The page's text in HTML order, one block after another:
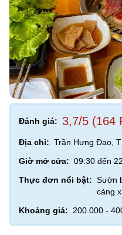
Đánh giá: 3,7/5 (164
Địa chỉ: Trần Hưng Đạo,
Giờ mở cửa: 09:30 đến
Thực đơn nổi bật: Sườn
càng
Khoảng giá:
200.000 -